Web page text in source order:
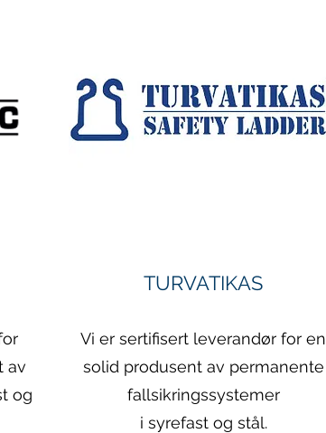
av
og
TURVATIKAS
Vi er sertifisert leverandør for en
solid produsent av permanente
fallsikringssystemer
i syrefast og stål.